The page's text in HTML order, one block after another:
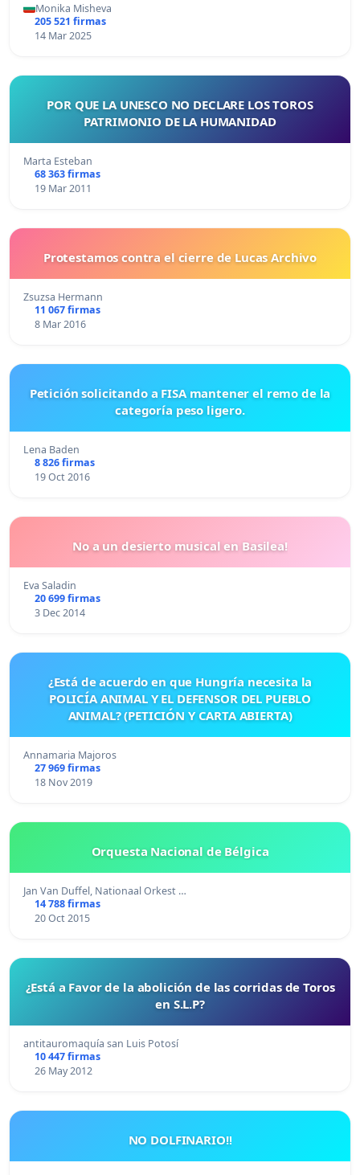
Monika Misheva
205 521 firmas
14 Mar 2025
POR QUE LA UNESCO NO DECLARE LOS TOROS
PATRIMONIO DE LA HUMANIDAD
Marta Esteban
68 363 firmas
19 Mar 2011
Protestamos contra el cierre de Lucas Archivo
Zsuzsa Hermann
11 067 firmas
8 Mar 2016
Petición solicitando a FISA mantener el remo de la
categoría peso ligero.
Lena Baden
8 826 firmas
19 Oct 2016
No a un desierto musical en Basilea!
Eva Saladin
20 699 firmas
3 Dec 2014
¿Está de acuerdo en que Hungría necesita la
POLICÍA ANIMAL Y EL DEFENSOR DEL PUEBLO
ANIMAL? (PETICIÓN Y CARTA ABIERTA)
Annamaria Majoros
27 969 firmas
18 Nov 2019
Orquesta Nacional de Bélgica
Jan Van Duffel, Nationaal Orkest …
14 788 firmas
20 Oct 2015
¿Está a Favor de la abolición de las corridas de Toros
en S.L.P?
antitauromaquía san Luis Potosí
10 447 firmas
26 May 2012
NO DOLFINARIO!!